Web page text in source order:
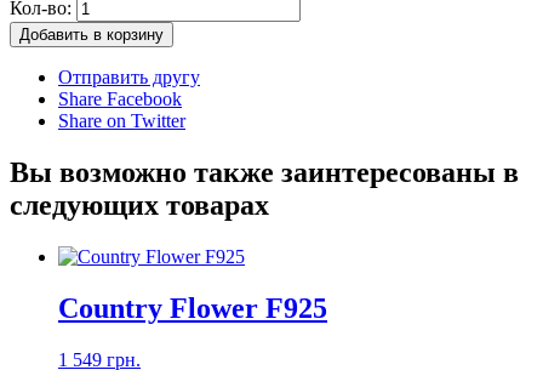
Кол-во:
Добавить в корзину
Отправить другу
Share Facebook
Share on Twitter
Вы возможно также заинтересованы в
следующих товарах
Country Flower F925
1 549 грн.